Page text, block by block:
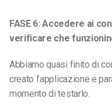
FASE 6: Accedere ai
verificare che
Abbiamo quasi finito di
creato l’applicazione e
momento di testarlo.